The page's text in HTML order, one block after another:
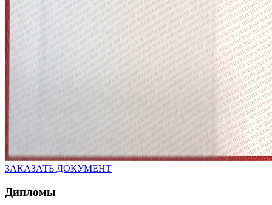
ЗАКАЗАТЬ ДОКУМЕНТ
Дипломы